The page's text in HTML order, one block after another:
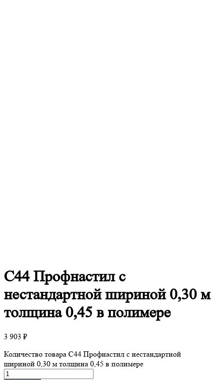
С44Профнастил с
нестандартной шириной 0,30 м
толщина 0,45 в полимере
3 903 ₽
Количество товара С44 Профнастил с нестандартной
шириной 0,30 м толщина 0,45 в полимере